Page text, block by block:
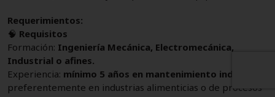
Requerimientos:
🧠 Requisitos
Formación: Ingeniería Mecánica, Electromecánica,
Industrial o afines.
Experiencia: mínimo 5 años en mantenimiento industrial
preferentemente en industrias alimenticias o de procesos